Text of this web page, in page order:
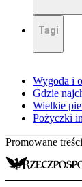
Tagi
Wygoda i
Gdzie
Wielkie
Pożyczki
Promowane treści